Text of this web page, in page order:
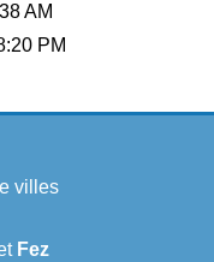
AM
PM
villes
Fez